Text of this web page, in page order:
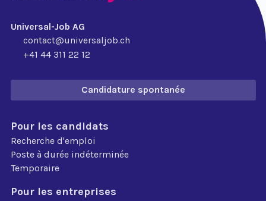
Universal-Job AG
contact@universaljob.ch
+41 44 311 22 12
Candidature spontanée
Pour les candidats
Recherche d'emploi
Poste à durée indéterminée
Temporaire
Pour les entreprises